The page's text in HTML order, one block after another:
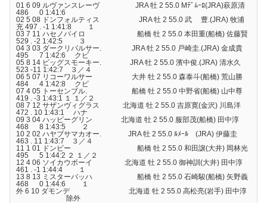
01 6 09 ルヴァンスレーヴ JRA 牡 2 55.0 Mﾃﾞﾑｰﾛ(JRA)萩原清
486 0 1:41:6
02 5 08 ドンフォルティス JRA 牡 2 55.0 武 豊.(JRA) 牧浦
充 497 . -1 1:41:8 １
03 7 11 ハセノパイロ 船橋 牡 2 55.0 本田重(船橋) 佐藤賢
529 . -2 1:42:5 ３
04 3 03 ダークリパルサー. JRA 牡 2 55.0 戸崎圭.(JRA) 金成貴
495 7 1:42:6 クビ
05 8 14 ビッグスモーキー. JRA 牡 2 55.0 濱中俊.(JRA) 清水久
523 -11 1:42:7 ３／４
06 5 07 リコーワルサー 大井 牡 2 55.0 森泰斗(船橋) 荒山勝
484 4 1:42:8 クビ
07 4 05 トーセンブル. 船橋 牡 2 55.0 中野省(船橋) 山中尊
419 . -3 1:43:1 １ １／２
08 7 12 サザンヴィグラス 北海道 牡 2 55.0 吉原寛(金沢) 川島洋
472 . 10 1:43:1 ハナ
09 3 04 ハッピーグリン 北海道 牡 2 55.0 服部茂(船橋) 田中淳
468 8 1:43:5 ２
10 2 02 ハヤブサマカオー. JRA 牡 2 55.0 ﾙﾒｰﾙ (JRA) 伊藤圭
463 . 11 1:43:7 ３／４
11 1 01 ドンビー 船橋 牡 2 55.0 和田譲(大井) 岡林光
495 5 1:44:2 ２ １／２
12 4 06 ソイカウボーイ 北海道 牡 2 55.0 御神訓(大井) 田中淳
461 . -1 1:44:4 １
13 8 13 ミスターバッハ 船橋 牡 2 55.0 石崎駿(船橋) 矢野義
468 0 1:44:6 １
外 6 10 ダモンデ 北海道 牡 2 55.0 高松亮(岩手) 田中淳
除外